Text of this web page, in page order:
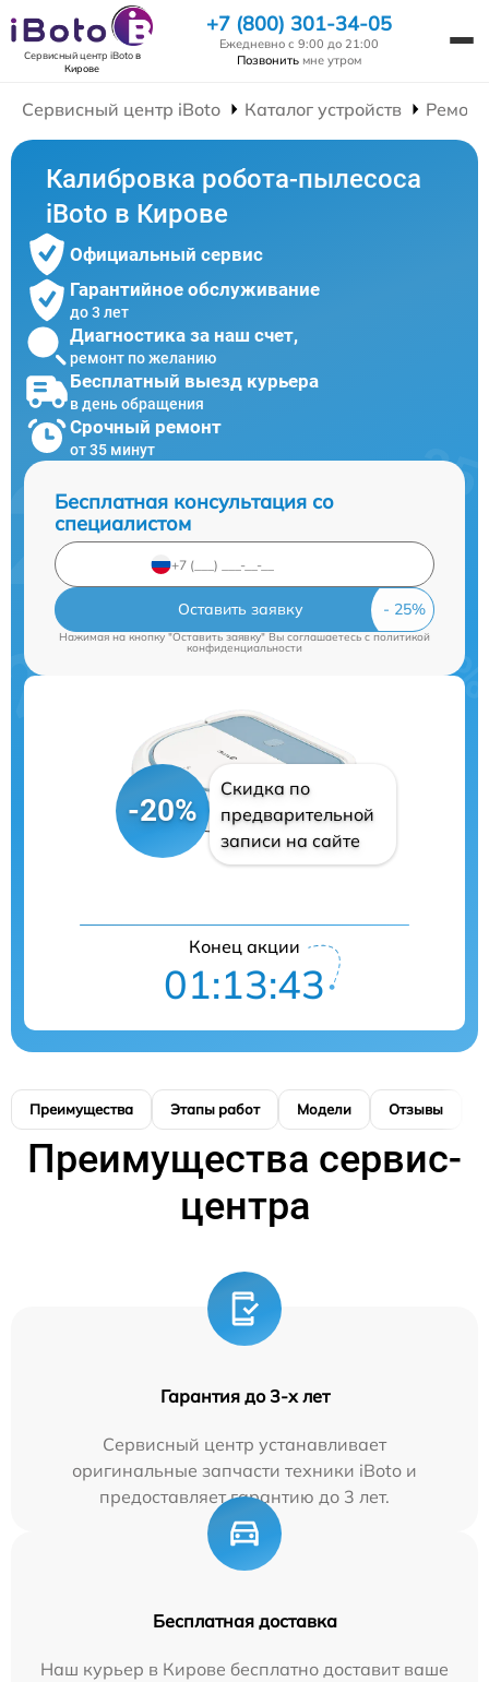
Сервисный центр iBotoв
Кирове
+7 (800) 301-34-05
Ежедневно с 9:00 до 21:00
Позвонить мне утром
Сервисный центр iBoto Каталог устройств
Калибровка робота-пылесоса
iBoto в Кирове
Официальный сервис
Гарантийное обслуживание
до 3 лет
Диагностика за наш счет,
ремонт по желанию
Бесплатный выезд курьера
в день обращения
Срочный ремонт
от 35 минут
Бесплатная консультация со
специалистом
Оставить заявку
Нажимая на кнопку "Оставить заявку" Вы соглашаетесь c политикой
конфиденциальности
-20%
Скидка по
предварительной
записи на сайте
Конец акции
01:13:43
Преимущества Этапы работ Модели Отзывы
Преимущества сервис-
центра
Гарантия до 3-х лет
Сервисный центр устанавливает
оригинальные запчасти техники iBoto и
предоставляет гарантию до 3 лет.
Бесплатная доставка
Наш курьер в Кирове бесплатно доставит ваше